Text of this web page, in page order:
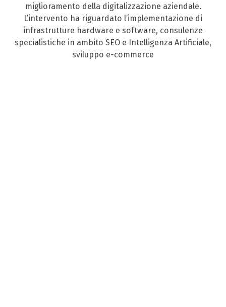
miglioramento della digitalizzazione aziendale.
L’intervento ha riguardato l’implementazione di
infrastrutture hardware e software, consulenze
specialistiche in ambito SEO e Intelligenza Artificiale,
sviluppo e-commerce